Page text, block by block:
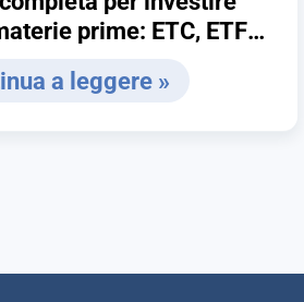
prime: ETC, ETF
a leggere »